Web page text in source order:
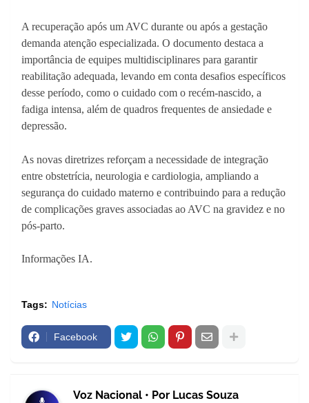
A recuperação após um AVC durante ou após a gestação
demanda atenção especializada. O documento destaca a
importância de equipes multidisciplinares para garantir
reabilitação adequada, levando em conta desafios específicos
desse período, como o cuidado com o recém-nascido, a
fadiga intensa, além de quadros frequentes de ansiedade e
depressão.
As novas diretrizes reforçam a necessidade de integração
entre obstetrícia, neurologia e cardiologia, ampliando a
segurança do cuidado materno e contribuindo para a redução
de complicações graves associadas ao AVC na gravidez e no
pós-parto.
Informações IA.
Tags: Notícias
Facebook
Voz Nacional • Por Lucas Souza